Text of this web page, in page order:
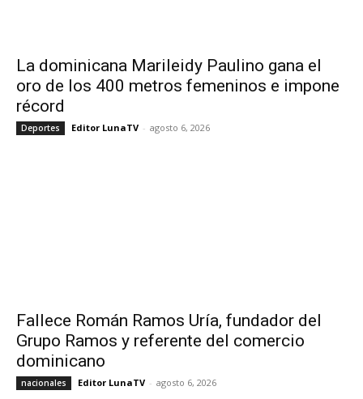
La dominicana Marileidy Paulino gana el
oro de los 400 metros femeninos e impone
récord
Deportes Editor LunaTV - agosto 6, 2026
Fallece Román Ramos Uría, fundador del
Grupo Ramos y referente del comercio
dominicano
nacionales Editor LunaTV - agosto 6, 2026